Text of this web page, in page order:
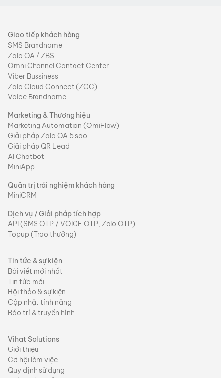
Giao tiếp khách hàng
SMS Brandname
Zalo OA / ZBS
Omni Channel Contact Center
Viber Bussiness
Zalo Cloud Connect (ZCC)
Voice Brandname
Marketing & Thương hiệu
Marketing Automation (OmiFlow)
Giải pháp Zalo OA 5 sao
Giải pháp QR Lead
AI Chatbot
MiniApp
Quản trị trải nghiệm khách hàng
MiniCRM
Dịch vụ / Giải pháp tích hợp
API (SMS OTP / VOICE OTP, Zalo OTP)
Topup (Trao thưởng)
Tin tức & sự kiện
Bài viết mới nhất
Tin tức mới
Hội thảo & sự kiện
Cập nhật tính năng
Báo trí & truyền hình
Vihat Solutions
Giới thiệu
Cơ hội làm việc
Quy định sử dụng